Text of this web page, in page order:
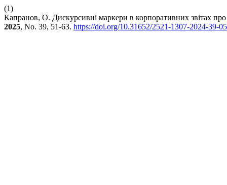
(1)
Капранов, О. Дискурсивні маркери в корпоративних звітах про
2025, No. 39, 51-63. https://doi.org/10.31652/2521-1307-2024-39-05